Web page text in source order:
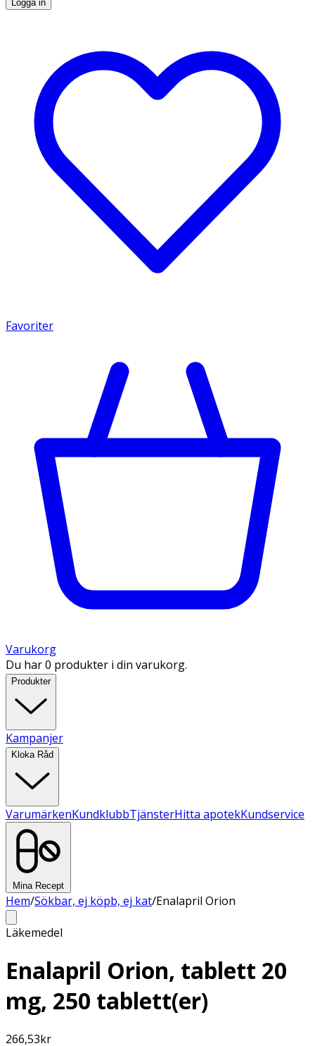
Logga in
Favoriter
Varukorg
Du har 0 produkter i din varukorg.
Produkter
Kampanjer
Kloka Råd
VarumärkenKundklubbTjänsterHitta apotekKundservice
Mina Recept
Hem/Sökbar, ej köpb, ej kat/Enalapril Orion
Läkemedel
Enalapril Orion, tablett 20
mg, 250 tablett(er)
266,53kr